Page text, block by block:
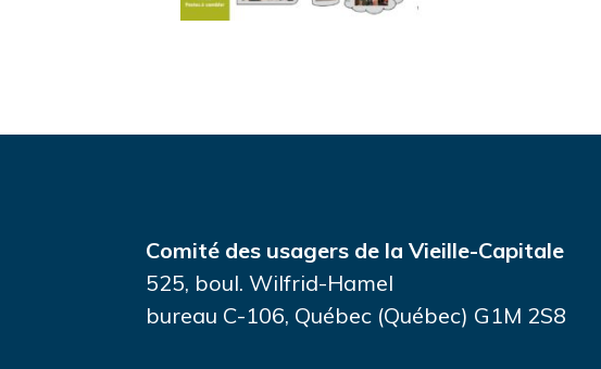
Comité des usagers de la Vieille-Capitale
525, boul. Wilfrid-Hamel
bureau C-106, Québec (Québec) G1M 2S8